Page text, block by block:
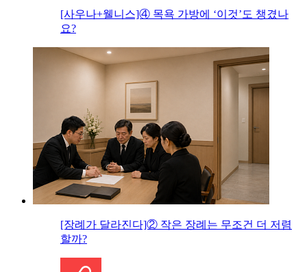
[사우나+웰니스]④ 목욕 가방에 ‘이것’도 챙겼나
요?
[장례가 달라진다]② 작은 장례는 무조건 더 저렴
할까?